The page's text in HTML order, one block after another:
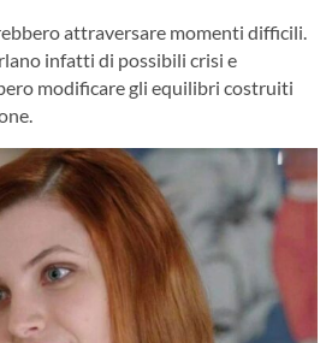
attraversare momenti difficili.
infatti di possibili crisi e
modificare gli equilibri costruiti